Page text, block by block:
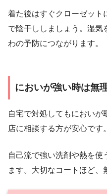
着た後はすぐクローゼット
で陰干ししましょう。湿気
わの予防につながります。
においが強い時は無
自宅で対処してもにおい
店に相談する方が安心です。
自己流で強い洗剤や熱を使
ます。大切なコートほど、